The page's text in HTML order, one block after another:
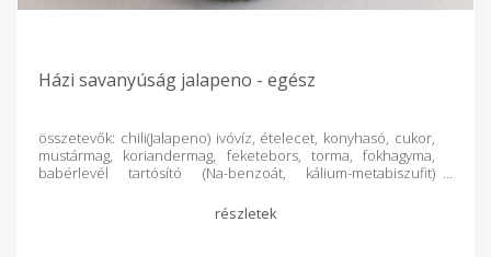
Házi savanyúság jalapeno - egész
összetevők: chili(Jalapeno) ivóvíz, ételecet, konyhasó, cukor,
mustármag, koriandermag, feketebors, torma, fokhagyma,
babérlevél tartósító (Na-benzoát, kálium-metabiszufit)